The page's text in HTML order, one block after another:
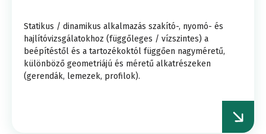
Statikus / dinamikus alkalmazás szakító-, nyomó- és
hajlítóvizsgálatokhoz (függőleges / vízszintes) a
beépítéstől és a tartozékoktól függően nagyméretű,
különböző geometriájú és méretű alkatrészeken
(gerendák, lemezek, profilok).